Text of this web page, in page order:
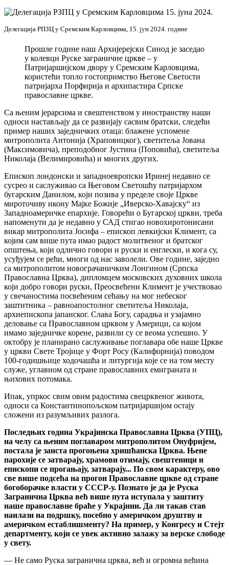
Делегација РПЗЦ у Сремским Карловцима, 15. јун 2024. године
Прошле године наш Архијерејски Синод је заседао
у колевци Руске заграничне цркве – у
Патријаршијском двору у Сремским Карловцима,
користећи топло гостопримство Његове Светости
патријарха Порфирија и архипастира Српске
православне цркве.
Са њеним јерарсима и свештенством у иностранству наши
односи настављају да се развијају сасвим братски, следећи
пример наших заједничких отаца: блажене успомене
митрополита Антонија (Храповицког), светитеља Јована
(Максимовича), преподобног Јустина (Поповића), светитеља
Николаја (Велимировића) и многих других.
Епископ лондонски и западноевропски Иринеј недавно се
сусрео и саслуживао са Његовом Светошћу патријархом
бугарским Данилом, који позива у пределе своје Цркве
мироточиву икону Мајке Божије „Иверско-Хавајску“ из
Западноамеричке епархије. Говорећи о Бугарској цркви, треба
напоменути да је недавно у САД стигао новохиротонисани
викар митрополита Јосифа – епископ левкијски Климент, са
којим сам више пута имао радост молитвеног и братског
општења, који одлично говори и руски и енглески, и кога су,
усуђујем се рећи, многи од нас заволели. Ове године, заједно
са митрополитом новограчаничким Лонгином (Српска
Православна Црква), дипломцем московских духовних школа
који добро говори руски, Преосвећени Климент је учествовао
у свечаностима посвећеним сећању на мог небеског
заштитника – равноапостолног светитеља Николаја,
архиепископа јапанског. Слава Богу, сарадња и узајамно
деловање са Православном црквом у Америци, са којом
имамо заједничке корене, развили су се веома успешно. У
октобру је планирано саслуживање поглавара обе наше Цркве
у цркви Свете Тројице у Форт Росу (Калифорнија) поводом
100-годишњице ходочашћа и литургија које се на том месту
служе, углавном од стране православних емиграната и
њихових потомака.
Ипак, упркос свим овим радостима свецрквеног живота,
односи са Константинопољском патријаршијом остају
сложени из разумљивих разлога.
Последњих година Украјинска Православна Црква (УПЦ),
на челу са њеним поглаваром митрополитом Онуфријем,
постала је заиста прогоњена хришћанска Црква. Њене
парохије се затварају, храмови отимају, свештеници и
епископи се прогањају, затварају... По свом карактеру, ово
све више подсећа на прогон Православне цркве од стране
богоборачке власти у СССР-у. Познато је да је Руска
Загранична Црква већ више пута иступала у заштиту
наше православне браће у Украјини. Да ли такав став
наилази на подршку, посебно у америчком друштву и
америчком естаблишменту? На пример, у Конгресу и Стејт
департменту, који се увек активно залажу за верске слободе
у свету.
— Не само Руска загранична црква, већ и огромна већина